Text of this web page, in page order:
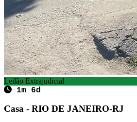
Leilão Extrajudicial
1m 6d
Casa - RIO DE JANEIRO-RJ